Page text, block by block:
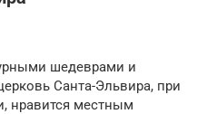
шедеврами и
Санта-Эльвира, при
нравится местным